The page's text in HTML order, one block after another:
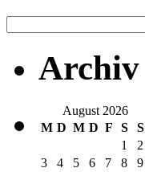
Archiv
August 2026
M D M D F S
S
1
2
3
4 5 6 7 8
9